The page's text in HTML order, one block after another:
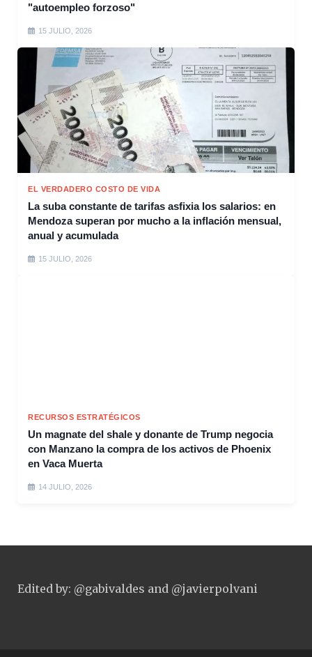
"autoempleo forzoso"
15 JULIO, 2026
EL VERDADERO COSTO DE VIDA
La suba constante de tarifas asfixia los salarios: en
Mendoza superan por mucho a la inflación mensual,
anual y acumulada
15 JULIO, 2026
RECURSOS ESTRATÉGICOS
Un magnate del shale y donante de Trump negocia
con Manzano la compra de los activos de Phoenix
en Vaca Muerta
14 JULIO, 2026
Edited by: @gabivaldes and @javierpolvani